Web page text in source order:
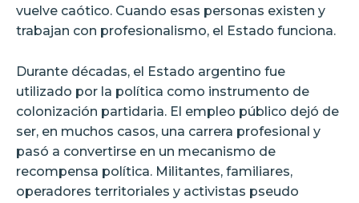
vuelve caótico. Cuando esas personas existen y
trabajan con profesionalismo, el Estado funciona.
Durante décadas, el Estado argentino fue
utilizado por la política como instrumento de
colonización partidaria. El empleo público dejó de
ser, en muchos casos, una carrera profesional y
pasó a convertirse en un mecanismo de
recompensa política. Militantes, familiares,
operadores territoriales y activistas pseudo